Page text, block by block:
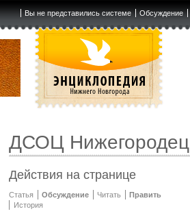
Вы не представились системе Обсуждение
ДСОЦ Нижегородец
Действия на странице
Статья Обсуждение Читать
Править
История